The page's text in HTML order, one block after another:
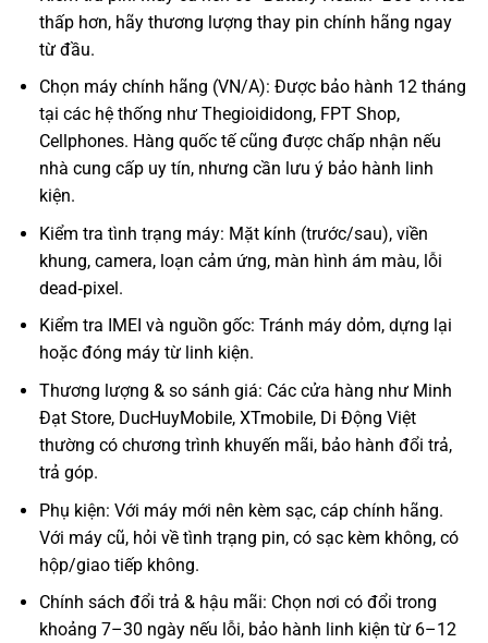
thấp hơn, hãy thương lượng thay pin chính hãng ngay
từ đầu.
Chọn máy chính hãng (VN/A): Được bảo hành 12 tháng
tại các hệ thống như Thegioididong, FPT Shop,
Cellphones. Hàng quốc tế cũng được chấp nhận nếu
nhà cung cấp uy tín, nhưng cần lưu ý bảo hành linh
kiện.
Kiểm tra tình trạng máy: Mặt kính (trước/sau), viền
khung, camera, loạn cảm ứng, màn hình ám màu, lỗi
dead‑pixel.
Kiểm tra IMEI và nguồn gốc: Tránh máy dỏm, dựng lại
hoặc đóng máy từ linh kiện.
Thương lượng & so sánh giá: Các cửa hàng như Minh
Đạt Store, DucHuyMobile, XTmobile, Di Động Việt
thường có chương trình khuyến mãi, bảo hành đổi trả,
trả góp.
Phụ kiện: Với máy mới nên kèm sạc, cáp chính hãng.
Với máy cũ, hỏi về tình trạng pin, có sạc kèm không, có
hộp/giao tiếp không.
Chính sách đổi trả & hậu mãi: Chọn nơi có đổi trong
khoảng 7–30 ngày nếu lỗi, bảo hành linh kiện từ 6–12